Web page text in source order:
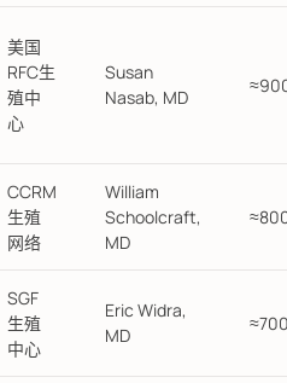
美国
RFC生
殖中
心
Susan
Nasab, MD
CCRM
生殖
网络
William
Schoolcraft,
MD
SGF
生殖
中心
Eric Widra,
MD